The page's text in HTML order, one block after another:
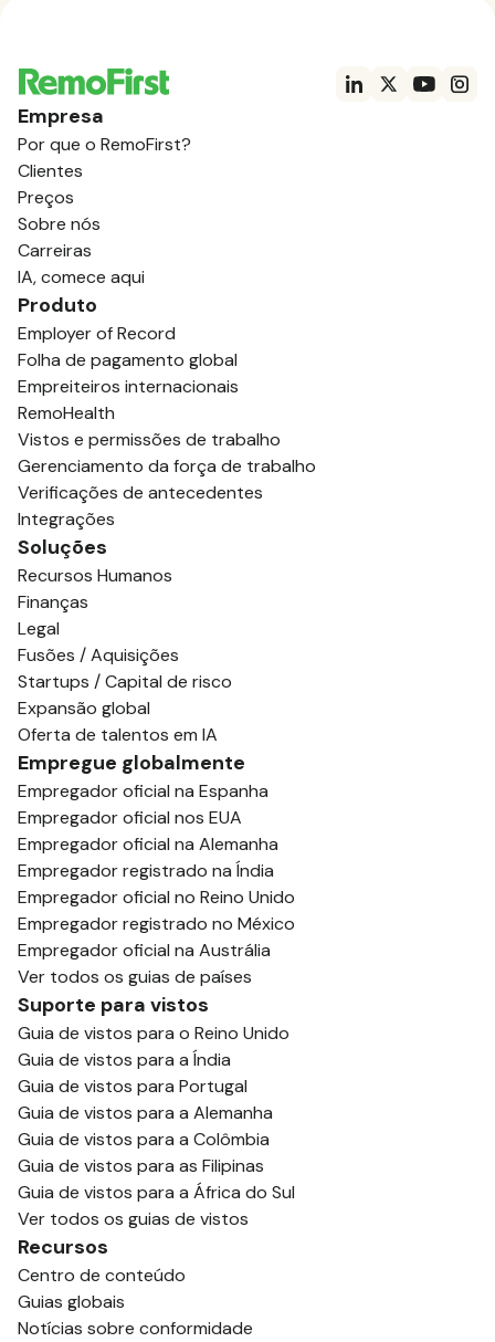
Empresa
Por que o RemoFirst?
Clientes
Preços
Sobre nós
Carreiras
IA, comece aqui
Produto
Employer of Record
Folha de pagamento global
Empreiteiros internacionais
RemoHealth
Vistos e permissões de trabalho
Gerenciamento da força de trabalho
Verificações de antecedentes
Integrações
Soluções
Recursos Humanos
Finanças
Legal
Fusões / Aquisições
Startups / Capital de risco
Expansão global
Oferta de talentos em IA
Empregue globalmente
Empregador oficial na Espanha
Empregador oficial nos EUA
Empregador oficial na Alemanha
Empregador registrado na Índia
Empregador oficial no Reino Unido
Empregador registrado no México
Empregador oficial na Austrália
Ver todos os guias de países
Suporte para vistos
Guia de vistos para o Reino Unido
Guia de vistos para a Índia
Guia de vistos para Portugal
Guia de vistos para a Alemanha
Guia de vistos para a Colômbia
Guia de vistos para as Filipinas
Guia de vistos para a África do Sul
Ver todos os guias de vistos
Recursos
Centro de conteúdo
Guias globais
Notícias sobre conformidade